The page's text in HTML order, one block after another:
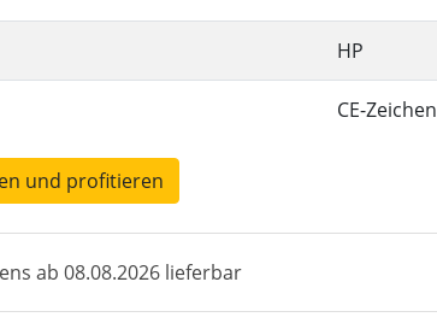
HP
CE-Zeichen
und profitieren
ab 08.08.2026 lieferbar